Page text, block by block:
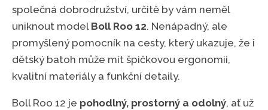
společná dobrodružství, určitě by vám neměl
uniknout model Boll Roo 12. Nenápadný, ale
promyšlený pomocník na cesty, který ukazuje, že i
dětský batoh může mít špičkovou ergonomii,
kvalitní materiály a funkční detaily.
Boll Roo 12 je pohodlný, prostorný a odolný, ať už